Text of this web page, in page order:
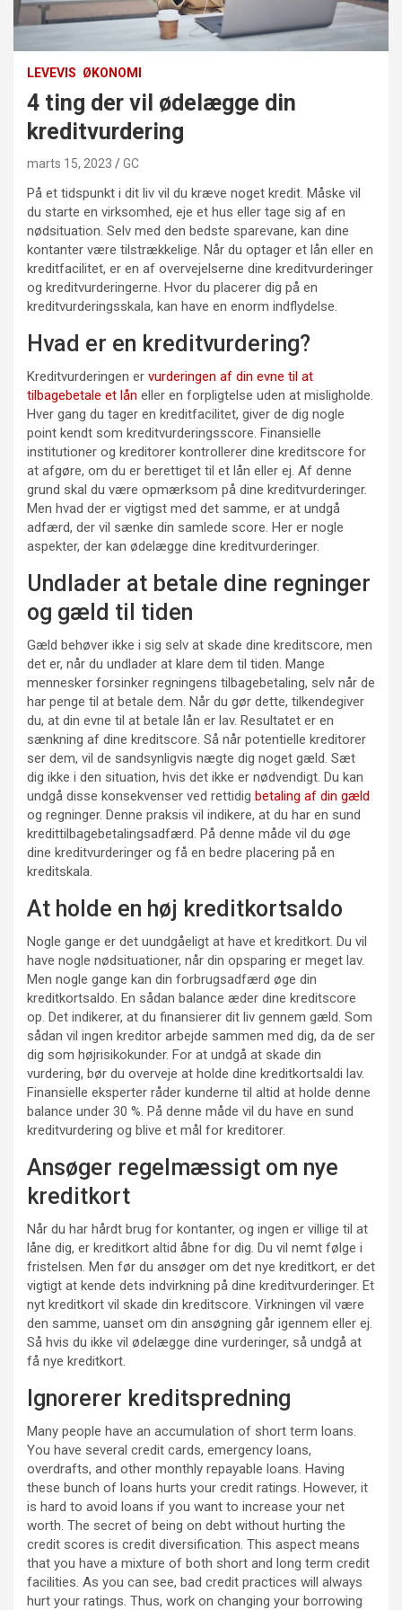
LEVEVIS ØKONOMI
4 ting der vil ødelægge din
kreditvurdering
marts 15, 2023 GC
På et tidspunkt i dit liv vil du kræve noget kredit. Måske vil
du starte en virksomhed, eje et hus eller tage sig af en
nødsituation. Selv med den bedste sparevane, kan dine
kontanter være tilstrækkelige. Når du optager et lån eller en
kreditfacilitet, er en af ​​overvejelserne dine kreditvurderinger
og kreditvurderingerne. Hvor du placerer dig på en
kreditvurderingsskala, kan have en enorm indflydelse.
Hvad er en kreditvurdering?
Kreditvurderingen er vurderingen af ​​din evne til at
tilbagebetale et lån eller en forpligtelse uden at misligholde.
Hver gang du tager en kreditfacilitet, giver de dig nogle
point kendt som kreditvurderingsscore. Finansielle
institutioner og kreditorer kontrollerer dine kreditscore for
at afgøre, om du er berettiget til et lån eller ej. Af denne
grund skal du være opmærksom på dine kreditvurderinger.
Men hvad der er vigtigst med det samme, er at undgå
adfærd, der vil sænke din samlede score. Her er nogle
aspekter, der kan ødelægge dine kreditvurderinger.
Undlader at betale dine regninger
og gæld til tiden
Gæld behøver ikke i sig selv at skade dine kreditscore, men
det er, når du undlader at klare dem til tiden. Mange
mennesker forsinker regningens tilbagebetaling, selv når de
har penge til at betale dem. Når du gør dette, tilkendegiver
du, at din evne til at betale lån er lav. Resultatet er en
sænkning af dine kreditscore. Så når potentielle kreditorer
ser dem, vil de sandsynligvis nægte dig noget gæld. Sæt
dig ikke i den situation, hvis det ikke er nødvendigt. Du kan
undgå disse konsekvenser ved rettidig betaling af din gæld
og regninger. Denne praksis vil indikere, at du har en sund
kredittilbagebetalingsadfærd. På denne måde vil du øge
dine kreditvurderinger og få en bedre placering på en
kreditskala.
At holde en høj kreditkortsaldo
Nogle gange er det uundgåeligt at have et kreditkort. Du vil
have nogle nødsituationer, når din opsparing er meget lav.
Men nogle gange kan din forbrugsadfærd øge din
kreditkortsaldo. En sådan balance æder dine kreditscore
op. Det indikerer, at du finansierer dit liv gennem gæld. Som
sådan vil ingen kreditor arbejde sammen med dig, da de ser
dig som højrisikokunder. For at undgå at skade din
vurdering, bør du overveje at holde dine kreditkortsaldi lav.
Finansielle eksperter råder kunderne til altid at holde denne
balance under 30 %. På denne måde vil du have en sund
kreditvurdering og blive et mål for kreditorer.
Ansøger regelmæssigt om nye
kreditkort
Når du har hårdt brug for kontanter, og ingen er villige til at
låne dig, er kreditkort altid åbne for dig. Du vil nemt følge i
fristelsen. Men før du ansøger om det nye kreditkort, er det
vigtigt at kende dets indvirkning på dine kreditvurderinger. Et
nyt kreditkort vil skade din kreditscore. Virkningen vil være
den samme, uanset om din ansøgning går igennem eller ej.
Så hvis du ikke vil ødelægge dine vurderinger, så undgå at
få nye kreditkort.
Ignorerer kreditspredning
Many people have an accumulation of short term loans.
You have several credit cards, emergency loans,
overdrafts, and other monthly repayable loans. Having
these bunch of loans hurts your credit ratings. However, it
is hard to avoid loans if you want to increase your net
worth. The secret of being on debt without hurting the
credit scores is credit diversification. This aspect means
that you have a mixture of both short and long term credit
facilities. As you can see, bad credit practices will always
hurt your ratings. Thus, work on changing your borrowing